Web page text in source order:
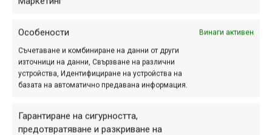
Особености Винаги активен
Съчетаване и комбиниране на данни от други
източници на данни, Свързване на различни
устройства, Идентифициране на устройства на
базата на автоматично предавана информация.
Гарантиране на сигурността,
предотвратяване и разкриване на
В категорията на 13-14 годишните най-добро време от
1:26.18 минути успя да постигне Васил Асенов, а втори и